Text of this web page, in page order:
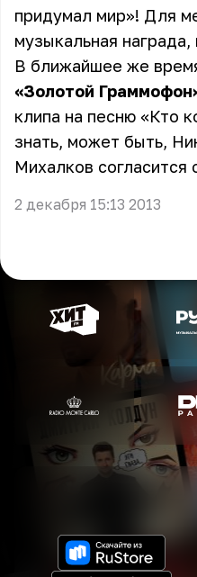
придумал мир»! Для
музыкальная
В ближайшее же
«Золотой
клипа на песню «Кто
знать, может быть,
Михалков согласится
2 декабря 15:13 2013